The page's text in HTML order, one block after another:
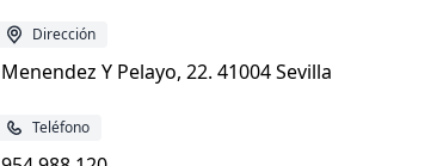
Dirección
Menendez Y Pelayo, 22. 41004 Sevilla
Teléfono